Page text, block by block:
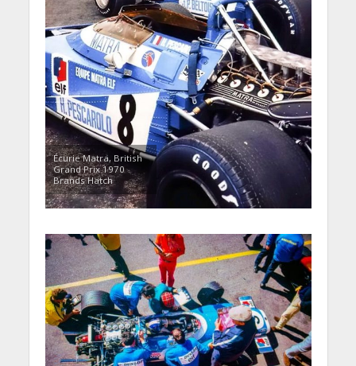
Écurie Matra, British
Grand Prix 1970
Brands Hatch